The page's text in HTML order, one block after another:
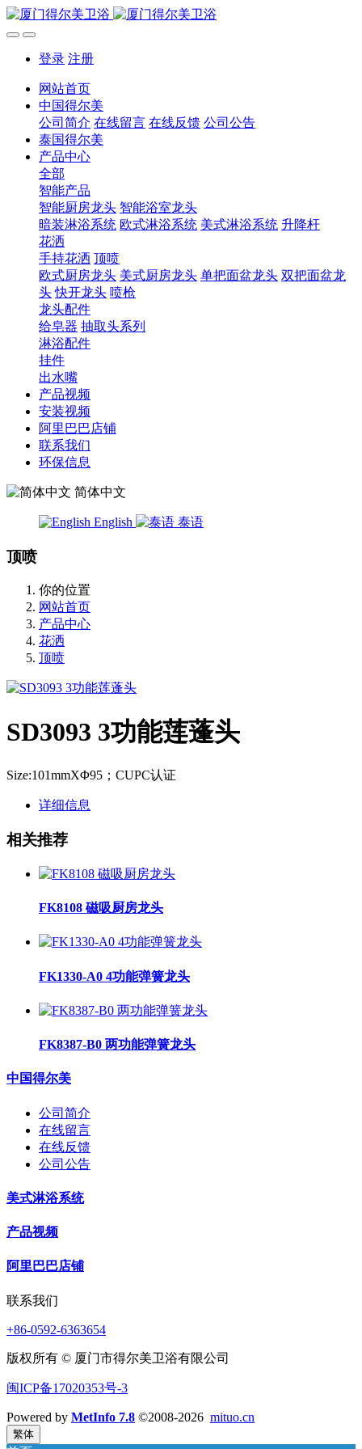
登录 注册
网站首页
中国得尔美
公司简介 在线留言 在线反馈 公司公告
泰国得尔美
产品中心
全部
智能产品
智能厨房龙头 智能浴室龙头
暗装淋浴系统 欧式淋浴系统 美式淋浴系统 升降杆
花洒
手持花洒 顶喷
欧式厨房龙头 美式厨房龙头 单把面盆龙头 双把面盆龙
头 快开龙头 喷枪
龙头配件
给皂器 抽取头系列
淋浴配件
挂件
出水嘴
产品视频
安装视频
阿里巴巴店铺
联系我们
环保信息
简体中文
English 泰语
顶喷
你的位置
网站首页
产品中心
花洒
顶喷
SD3093 3功能莲蓬头
Size:101mmXΦ95；CUPC认证
详细信息
相关推荐
FK8108 磁吸厨房龙头
FK1330-A0 4功能弹簧龙头
FK8387-B0 两功能弹簧龙头
中国得尔美
公司简介
在线留言
在线反馈
公司公告
美式淋浴系统
产品视频
阿里巴巴店铺
联系我们
+86-0592-6363654
版权所有 © 厦门市得尔美卫浴有限公司
闽ICP备17020353号-3
Powered by MetInfo 7.8 ©2008-2026 mituo.cn
繁体